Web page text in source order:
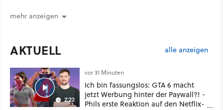
mehr anzeigen
AKTUELL alle anzeigen
2:22
vor 31 Minuten
Ich bin fassungslos: GTA 6 macht
jetzt Werbung hinter der Paywall?! -
Phils erste Reaktion auf den Netflix-